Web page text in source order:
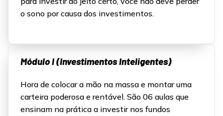
o sono por causa dos investimentos.
Módulo I (Investimentos Inteligentes)
Hora de colocar a mão na massa e montar uma
carteira poderosa e rentável. São 06 aulas que
ensinam na prática a investir nos fundos